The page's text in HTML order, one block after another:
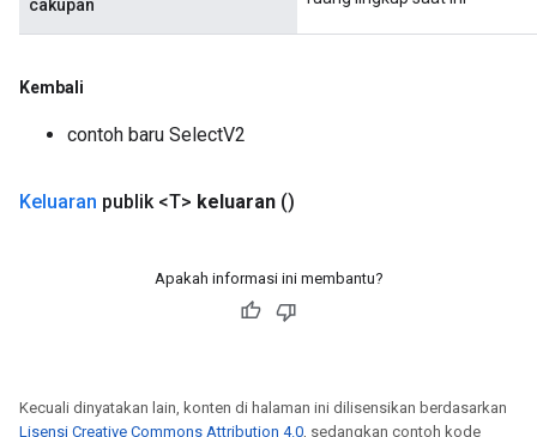
cakupan
Kembali
contoh baru SelectV2
Keluaran publik <T> keluaran ()
Apakah informasi ini membantu?
Kecuali dinyatakan lain, konten di halaman ini dilisensikan berdasarkan
Lisensi Creative Commons Attribution 4.0, sedangkan contoh kode